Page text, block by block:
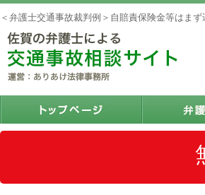
＜弁護士交通事故裁判例＞自賠責保険金等はま